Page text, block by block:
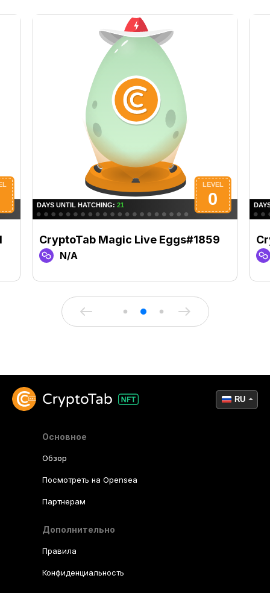
CryptoTab Magic Live Eggs#1859
N/A
Основное
Обзор
Посмотреть на Opensea
Партнерам
Дополнительно
Правила
Конфиденциальность
RU